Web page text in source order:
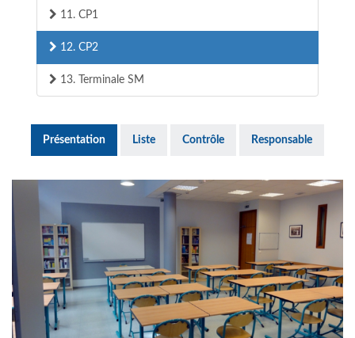
11. CP1
12. CP2
13. Terminale SM
Présentation Liste Contrôle Responsable